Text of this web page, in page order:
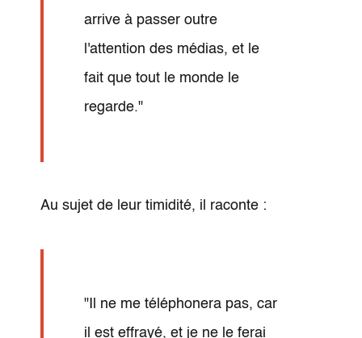
arrive à passer outre
l'attention des médias, et le
fait que tout le monde le
regarde."
Au sujet de leur timidité, il raconte :
"Il ne me téléphonera pas, car
il est effrayé, et je ne le ferai